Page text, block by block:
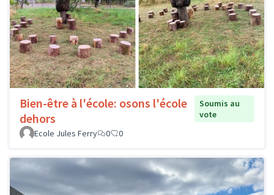
Bien-être à l'école: osons l'école
dehors
Soumis au
vote
Ecole Jules Ferry
0 0